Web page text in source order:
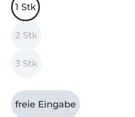
1 Stk
2 Stk
3 Stk
freie Eingabe